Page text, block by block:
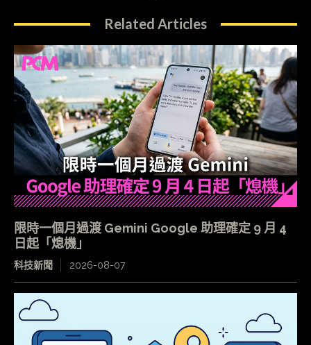
Related Articles
限時一個月過渡 Gemini Google 助理確定 9 月 4
日起「熄機」
科技新聞 2026-08-07